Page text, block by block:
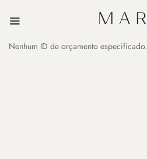
Nenhum ID de orçamento especificado.